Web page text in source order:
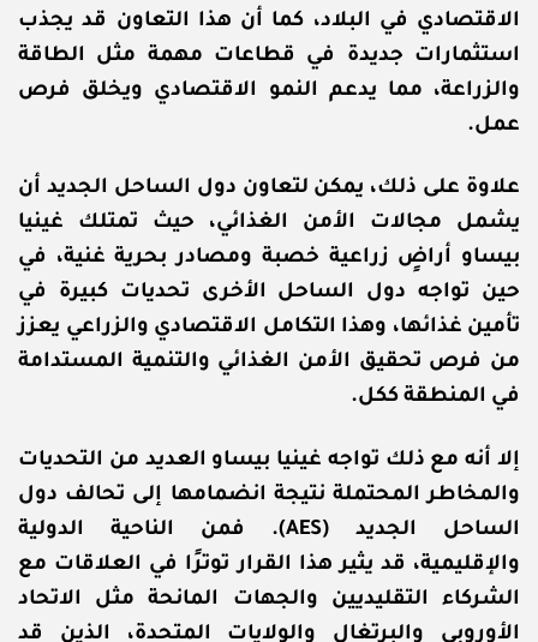
الاقتصادي في البلاد، كما أن هذا التعاون قد يجذب
استثمارات جديدة في قطاعات مهمة مثل الطاقة
والزراعة، مما يدعم النمو الاقتصادي ويخلق فرص
عمل.
علاوة على ذلك، يمكن لتعاون دول الساحل الجديد أن
يشمل مجالات الأمن الغذائي، حيث تمتلك غينيا
بيساو أراضٍ زراعية خصبة ومصادر بحرية غنية، في
حين تواجه دول الساحل الأخرى تحديات كبيرة في
تأمين غذائها، وهذا التكامل الاقتصادي والزراعي يعزز
من فرص تحقيق الأمن الغذائي والتنمية المستدامة
في المنطقة ككل.
إلا أنه مع ذلك تواجه غينيا بيساو العديد من التحديات
والمخاطر المحتملة نتيجة انضمامها إلى تحالف دول
الساحل الجديد (AES). فمن الناحية الدولية
والإقليمية، قد يثير هذا القرار توترًا في العلاقات مع
الشركاء التقليديين والجهات المانحة مثل الاتحاد
الأوروبي والبرتغال والولايات المتحدة، الذين قد